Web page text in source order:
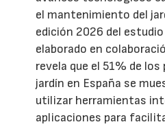
el mantenimiento del
edición 2026 del
elaborado en
revela que el 51% de
jardín en España se
utilizar herramientas
aplicaciones para